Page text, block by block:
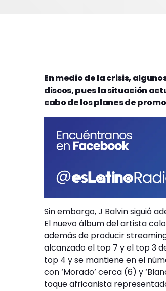
En medio de la crisis,
discos, pues la situación
cabo de los planes de
Sin embargo, J Balvin siguió
El nuevo álbum del artista
además de producir
alcanzado el top 7 y el top 3
top 4 y se mantiene en el
con ‘Morado’ cerca (6) y
toque africanista